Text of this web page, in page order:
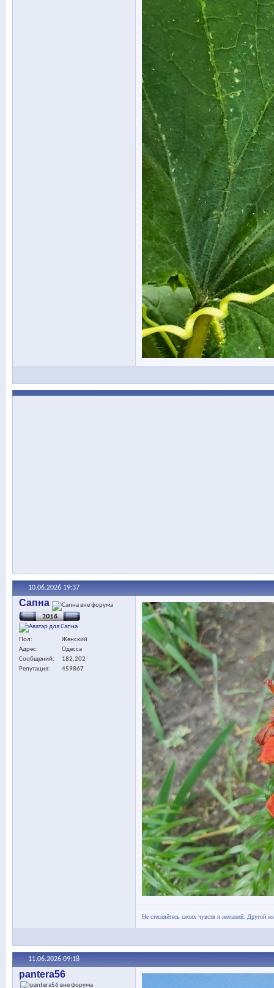
10.06.2026 19:37
Сапна
Пол
Женский
Адрес
Одесса
Сообщений
182,202
Репутация
459867
Не стесняйтесь своих чувств и желаний. Другой
11.06.2026 09:18
pantera56